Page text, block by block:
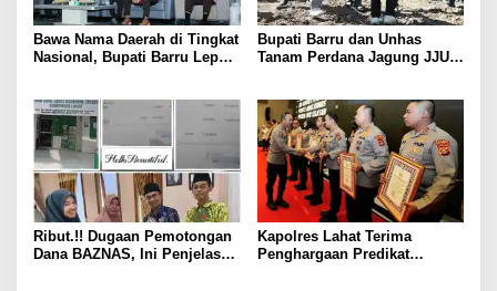
Bawa Nama Daerah di Tingkat
Nasional, Bupati Barru Lepas
Bupati Barru dan Unhas
Tanam Perdana Jagung JJUH,
Ribut.!! Dugaan Pemotongan
Dana BAZNAS, Ini Penjelasan
Kapolres Lahat Terima
Penghargaan Predikat